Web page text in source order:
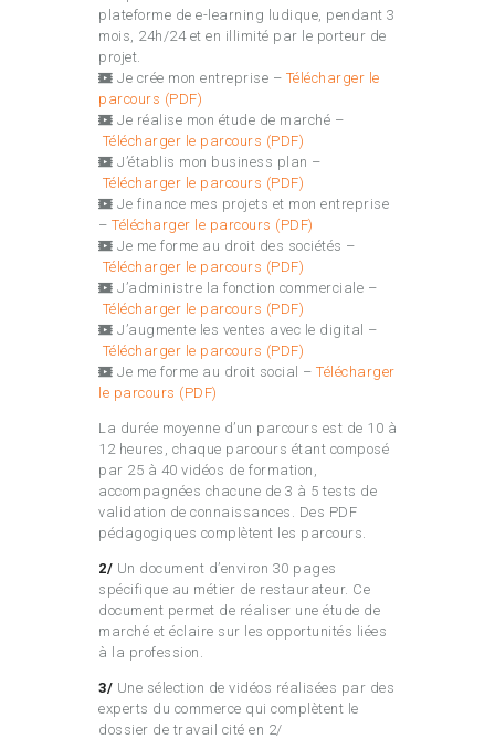
plateforme de e-learning ludique, pendant 3
mois, 24h/24 et en illimité par le porteur de
projet.
Je crée mon entreprise – Télécharger le
parcours (PDF)
Je réalise mon étude de marché –
Télécharger le parcours (PDF)
J’établis mon business plan –
Télécharger le parcours (PDF)
Je finance mes projets et mon entreprise
– Télécharger le parcours (PDF)
Je me forme au droit des sociétés –
Télécharger le parcours (PDF)
J’administre la fonction commerciale –
Télécharger le parcours (PDF)
J’augmente les ventes avec le digital –
Télécharger le parcours (PDF)
Je me forme au droit social – Télécharger
le parcours (PDF)
La durée moyenne d’un parcours est de 10 à
12 heures, chaque parcours étant composé
par 25 à 40 vidéos de formation,
accompagnées chacune de 3 à 5 tests de
validation de connaissances. Des PDF
pédagogiques complètent les parcours.
2/ Un document d’environ 30 pages
spécifique au métier de restaurateur. Ce
document permet de réaliser une étude de
marché et éclaire sur les opportunités liées
à la profession.
3/ Une sélection de vidéos réalisées par des
experts du commerce qui complètent le
dossier de travail cité en 2/